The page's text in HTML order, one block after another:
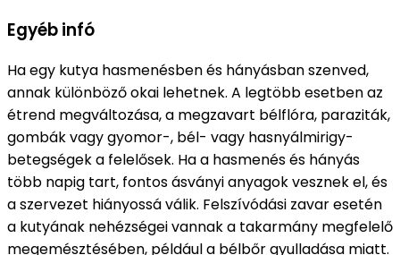
Egyéb infó
Ha egy kutya hasmenésben és hányásban szenved,
annak különböző okai lehetnek. A legtöbb esetben az
étrend megváltozása, a megzavart bélflóra, paraziták,
gombák vagy gyomor-, bél- vagy hasnyálmirigy-
betegségek a felelősek. Ha a hasmenés és hányás
több napig tart, fontos ásványi anyagok vesznek el, és
a szervezet hiányossá válik. Felszívódási zavar esetén
a kutyának nehézségei vannak a takarmány megfelelő
megemésztésében, például a bélbőr gyulladása miatt.